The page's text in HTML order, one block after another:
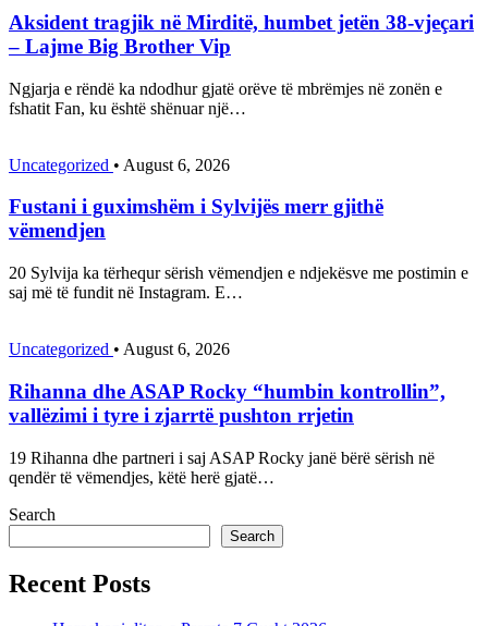
Aksident tragjik në Mirditë, humbet jetën 38-vjeçari
– Lajme Big Brother Vip
Ngjarja e rëndë ka ndodhur gjatë orëve të mbrëmjes në zonën e
fshatit Fan, ku është shënuar një…
Uncategorized • August 6, 2026
Fustani i guximshëm i Sylvijës merr gjithë
vëmendjen
20 Sylvija ka tërhequr sërish vëmendjen e ndjekësve me postimin e
saj më të fundit në Instagram. E…
Uncategorized • August 6, 2026
Rihanna dhe ASAP Rocky “humbin kontrollin”,
vallëzimi i tyre i zjarrtë pushton rrjetin
19 Rihanna dhe partneri i saj ASAP Rocky janë bërë sërish në
qendër të vëmendjes, këtë herë gjatë…
Search
Search
Recent Posts